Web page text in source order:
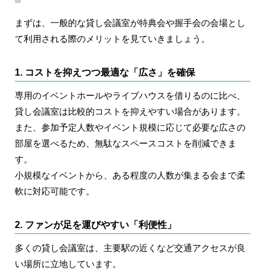
まずは、一般的な貸し会議室が特典会や握手会の会場とし
て利用される際のメリットを見ていきましょう。
1. コストを抑えつつ最適な「広さ」を確保
専用のイベントホールやライブハウスを借りるのに比べ、
貸し会議室は比較的コストを抑えやすい場合があります。
また、参加予定人数やイベント規模に応じて必要な広さの
部屋を選べるため、無駄なスペースコストを削減できま
す。
小規模なイベントから、ある程度の人数が集まる会まで柔
軟に対応可能です。
2. ファンが足を運びやすい「利便性」
多くの貸し会議室は、主要駅の近くなど交通アクセスが良
い場所に立地しています。